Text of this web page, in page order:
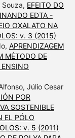
EFEITO DO
EDTA -
OXALATO NA
v. 3 (2015)
APRENDIZAGEM
MÉTODO DE
ENSINO
Júlio Cesar
POR
SOSTENIBLE
EL PÓLO
v. 5 (2011)